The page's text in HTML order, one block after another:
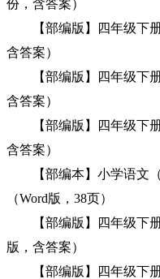
份，含答案）
【部编版】四年级下册
含答案）
【部编版】四年级下册
含答案）
【部编版】四年级下册
含答案）
【部编本】小学语文（
（Word版，38页）
【部编版】四年级下册
版，含答案）
【部编版】四年级下册